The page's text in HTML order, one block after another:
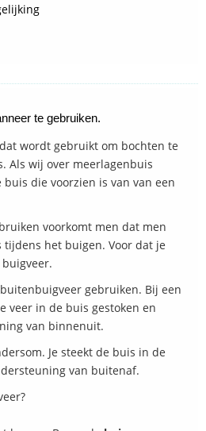
te gebruiken.
wordt gebruikt om bochten te
Als wij over meerlagenbuis
die voorzien is van van een
voorkomt men dat men
het buigen. Voor dat je
gebruiken. Bij een
veer in de buis gestoken en
van binnenuit.
Je steekt de buis in de
van buitenaf.